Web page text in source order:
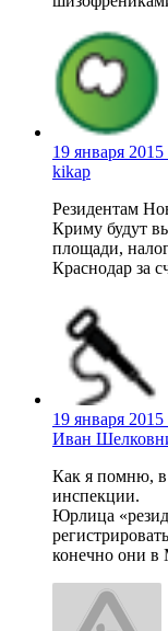
19 января
kikap
Резидентам
Криму будут
площади,
Краснодар за
19 января
Иван
Как я помню,
инспекции.
Юрлица
конечно они в